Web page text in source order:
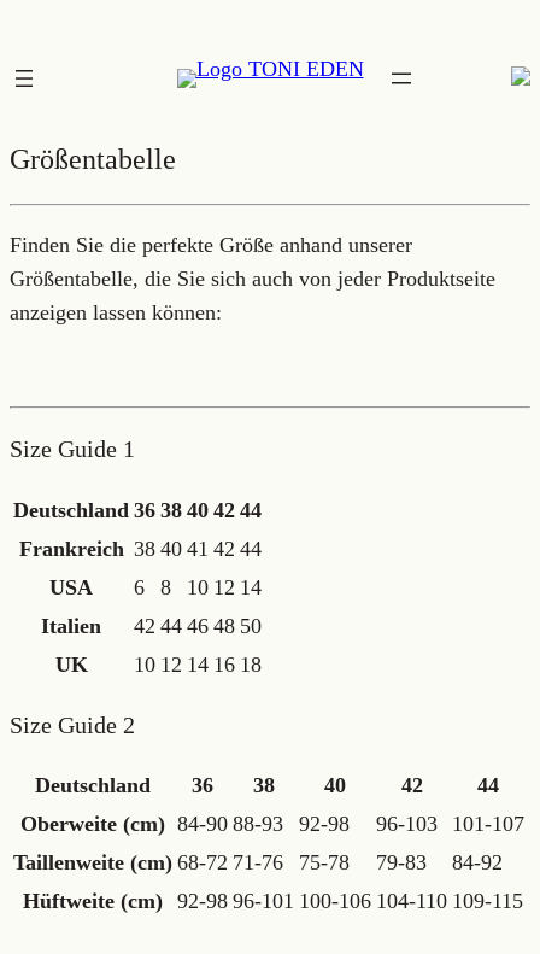
springen
Größentabelle
Finden Sie die perfekte Größe anhand unserer
Größentabelle, die Sie sich auch von jeder Produktseite
anzeigen lassen können:
Size Guide 1
Deutschland 36 38 40 42 44
Frankreich 38 40 41 42 44
USA
6 8 10 12 14
Italien
42 44 46 48 50
UK
10 12 14 16 18
Size Guide 2
Deutschland 36 38 40 42
44
Oberweite (cm) 84-90 88-93 92-98 96-103
101-107
Taillenweite (cm) 68-72 71-76 75-78 79-83
84-92
Hüftweite (cm) 92-98 96-101 100-106 104-110 109-115